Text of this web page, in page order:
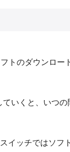
トのダウンロー
いくと、いつの
イッチではソフ